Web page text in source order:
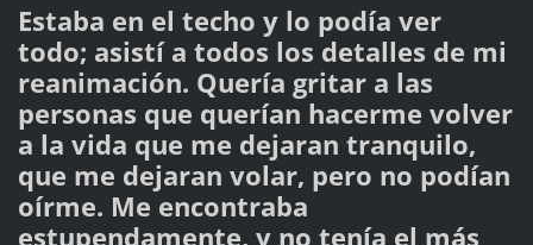
Estaba en el techo y lo podía ver
todo; asistí a todos los detalles de mi
reanimación. Quería gritar a las
personas que querían hacerme volver
a la vida que me dejaran tranquilo,
que me dejaran volar, pero no podían
oírme. Me encontraba
estupendamente, y no tenía el más